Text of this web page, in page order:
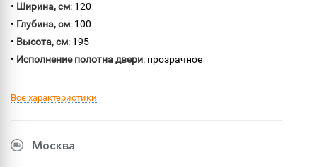
• Ширина, см: 120
• Глубина, см: 100
• Высота, см: 195
• Исполнение полотна двери: прозрачное
Все характеристики
Москва